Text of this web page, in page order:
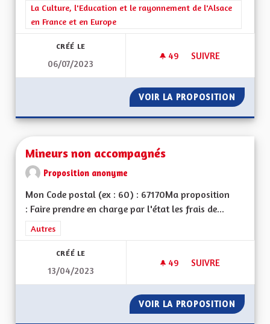
Filtrer les résultats de la catégorie : La Culture, l'Education et
La Culture, l'Education et le rayonnement de l'Alsace
en France et en Europe
CRÉÉ LE
06/07/2023
49 49 ABONNÉS
SUIVRE
VOIR LA PROPOSITION MISE
Mineurs non accompagnés
Proposition anonyme
Mon Code postal (ex : 60) : 67170Ma proposition
: Faire prendre en charge par l'état les frais de...
Filtrer les résultats de la catégorie : Autres
Autres
CRÉÉ LE
13/04/2023
49 49 ABONNÉS
SUIVRE
VOIR LA PROPOSITION